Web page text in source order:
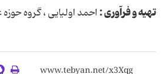
تهیه و فرآوری :احمد اولیایی ، گروه